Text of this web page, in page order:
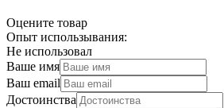
Оцените товар
Опыт использывания:
Не использовал
Ваше имя
Ваш email
Достоинства